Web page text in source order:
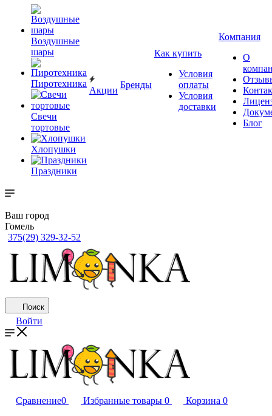
Воздушные
шары
Пиротехника
Свечи
тортовые
Хлопушки
Праздники
Акции
Бренды
Как купить
Условия
оплаты
Условия
доставки
Компания
О
Блог
Ваш город
Гомель
375(29) 329-32-52
Поиск
Войти
Сравнение0 Избранные товары 0 Корзина 0